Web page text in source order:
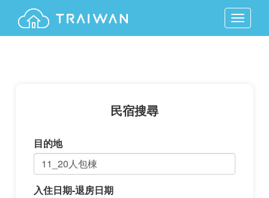
MENU
民宿搜尋
目的地
入住日期-退房日期